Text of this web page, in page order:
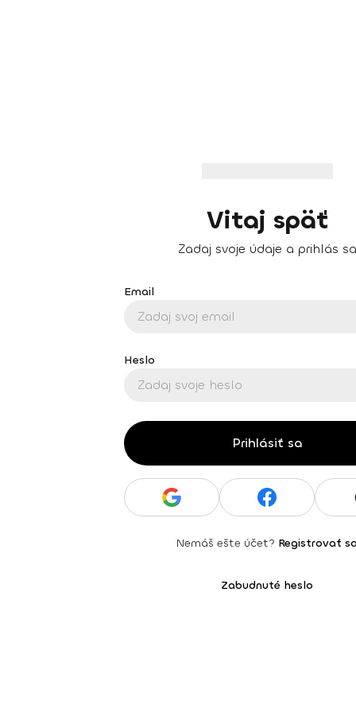
Vitaj späť
Zadaj svoje údaje a prihlás sa
Email
Heslo
Prihlásiť sa
Nemáš ešte účet? Registrovať
Zabudnuté heslo